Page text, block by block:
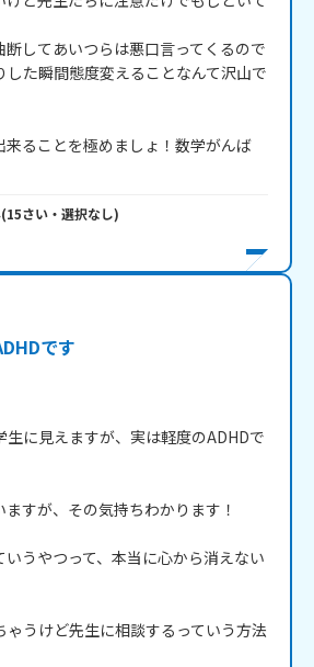
断してあいつらは悪口言ってくるので
した瞬間態度変えることなんて沢山で
来ることを極めましょ！数学がんば
(15さい・ 選択なし)
です
生に見えますが、実は軽度のADHDで
すが、その気持ちわかります！
いうやつって、本当に心から消えない
ゃうけど先生に相談するっていう方法